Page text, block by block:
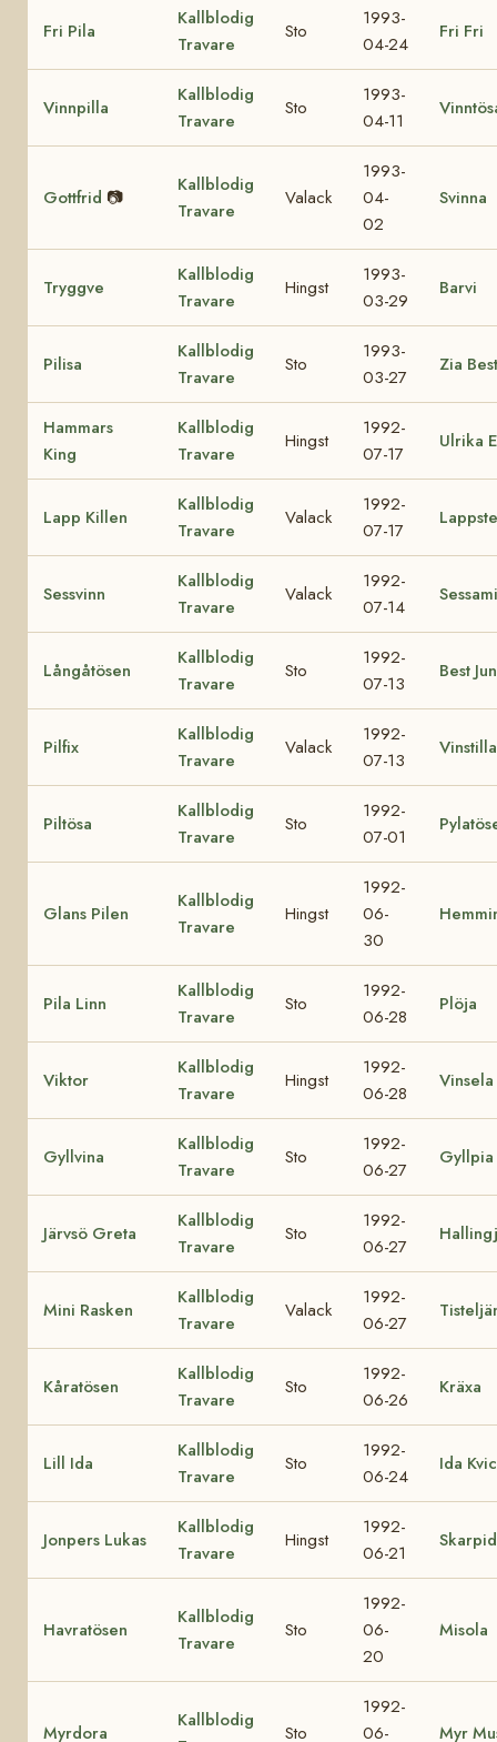
Fri Pila
Kallblodig
Travare
Sto
1993-
04-24
Fri Fri
Vinnpilla
Kallblodig
Travare
Sto
1993-
04-11
Gottfrid 📷
Kallblodig
Travare
Valack
1993-
04-
02
Svinna
Tryggve
Kallblodig
Travare
Hingst
1993-
03-29
Barvi
Pilisa
Kallblodig
Travare
Sto
1993-
03-27
Zia Best
Hammars
King
Kallblodig
Travare
Hingst
1992-
07-17
Ulrika
Lapp Killen
Kallblodig
Travare
Valack
1992-
07-17
Sessvinn
Kallblodig
Travare
Valack
1992-
07-14
Sessami
Långåtösen
Kallblodig
Travare
Sto
1992-
07-13
Best
Pilfix
Kallblodig
Travare
Valack
1992-
07-13
Vinstilla
Piltösa
Kallblodig
Travare
Sto
1992-
07-01
Glans Pilen
Kallblodig
Travare
Hingst
1992-
06-
30
Pila Linn
Kallblodig
Travare
Sto
1992-
06-28
Plöja
Viktor
Kallblodig
Travare
Hingst
1992-
06-28
Vinsela
Gyllvina
Kallblodig
Travare
Sto
1992-
06-27
Gyllpia
Järvsö Greta
Kallblodig
Travare
Sto
1992-
06-27
Mini Rasken
Kallblodig
Travare
Valack
1992-
06-27
Kåratösen
Kallblodig
Travare
Sto
1992-
06-26
Kräxa
Lill Ida
Kallblodig
Travare
Sto
1992-
06-24
Ida
Jonpers Lukas
Kallblodig
Travare
Hingst
1992-
06-21
Havratösen
Kallblodig
Travare
Sto
1992-
06-
20
Misola
Myrdora
Kallblodig
Sto
1992-
06-
Myr